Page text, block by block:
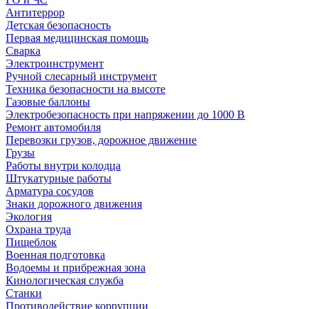
Антитеррор
Детская безопасность
Первая медицинская помощь
Сварка
Электроинструмент
Ручной слесарный инструмент
Техника безопасности на высоте
Газовые баллоны
Электробезопасность при напряжении до 1000 В
Ремонт автомобиля
Перевозки грузов, дорожное движение
Грузы
Работы внутри колодца
Штукатурные работы
Арматура сосудов
Знаки дорожного движения
Экология
Охрана труда
Пищеблок
Военная подготовка
Водоемы и прибрежная зона
Кинологическая служба
Станки
Противодействие коррупции